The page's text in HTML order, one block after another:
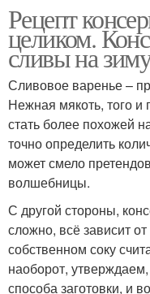
Рецепт
целиком.
сливы на
Сливовое варенье –
Нежная мякоть, того и
стать более похожей
точно определить
может смело
волшебницы.
С другой стороны,
сложно, всё зависит
собственном соку
наоборот,
способа заготовки, и